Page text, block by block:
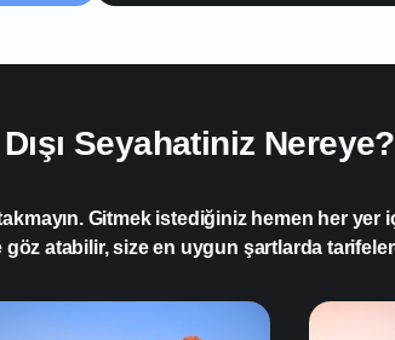
Mozambik’te GPS
Seyahatiniz Nereye?
Gitmek istediğiniz hemen her
göz atabilir, size en uygun şartlarda